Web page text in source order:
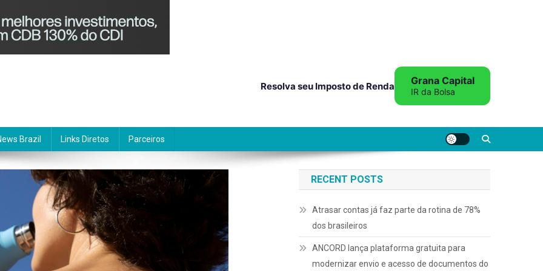
Resolva seu Imposto de Renda Grana Capital
IR da Bolsa
Brazil Links Diretos Parceiros
RECENT POSTS
Atrasar contas já faz parte da rotina de 78%
dos brasileiros
ANCORD lança plataforma gratuita para
modernizar envio e acesso de documentos do